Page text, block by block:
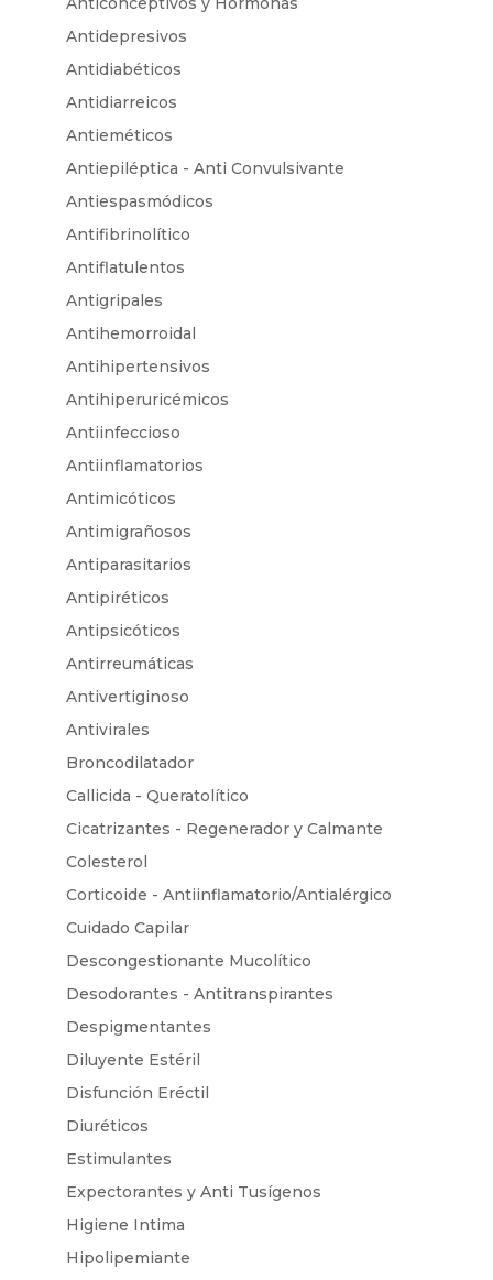
Antidepresivos
Antidiabéticos
Antidiarreicos
Antieméticos
Antiepiléptica - Anti Convulsivante
Antiespasmódicos
Antifibrinolítico
Antiflatulentos
Antigripales
Antihemorroidal
Antihipertensivos
Antihiperuricémicos
Antiinfeccioso
Antiinflamatorios
Antimicóticos
Antimigrañosos
Antiparasitarios
Antipiréticos
Antipsicóticos
Antirreumáticas
Antivertiginoso
Antivirales
Broncodilatador
Callicida - Queratolítico
Cicatrizantes - Regenerador y Calmante
Colesterol
Corticoide - Antiinflamatorio/Antialérgico
Cuidado Capilar
Descongestionante Mucolítico
Desodorantes - Antitranspirantes
Despigmentantes
Diluyente Estéril
Disfunción Eréctil
Diuréticos
Estimulantes
Expectorantes y Anti Tusígenos
Higiene Intima
Hipolipemiante